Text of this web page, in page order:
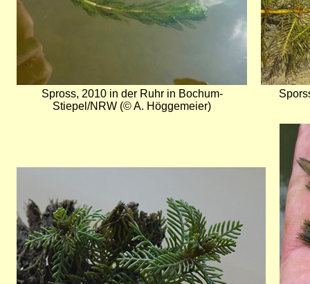
Spross, 2010 in der Ruhr in Bochum-
Stiepel/NRW (© A. Höggemeier)
Bild